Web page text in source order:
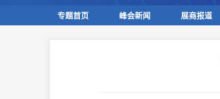
专题首页 峰会新闻 展商报道